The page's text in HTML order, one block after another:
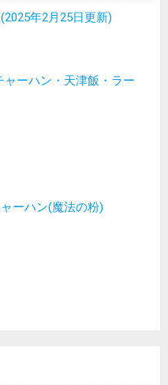
年2月25日更新)
ーハン・天津飯・ラー
ーハン(魔法の粉)